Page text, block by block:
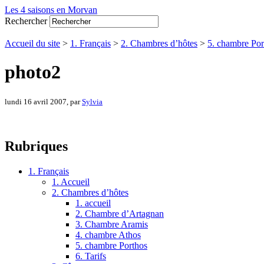
Les 4 saisons en Morvan
Rechercher
Accueil du site > 1. Français > 2. Chambres d’hôtes > 5. chambre
photo2
lundi 16 avril 2007, parSylvia
Rubriques
1. Français
1. Accueil
2. Chambres d’hôtes
1. accueil
2. Chambre d’Artagnan
3. Chambre Aramis
4. chambre Athos
5. chambre Porthos
6. Tarifs